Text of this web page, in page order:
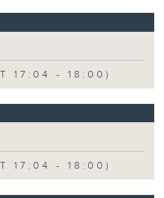
17:04 - 18:00)
17:04 - 18:00)